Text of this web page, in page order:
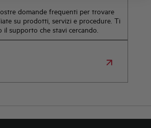
domande frequenti per trovare
su prodotti, servizi e procedure. Ti
il supporto che stavi cercando.